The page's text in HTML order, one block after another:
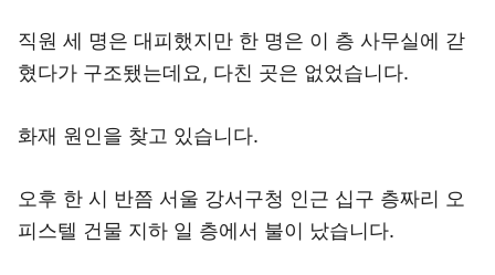
직원 세 명은 대피했지만 한 명은 이 층 사무실에 갇
혔다가 구조됐는데요, 다친 곳은 없었습니다.
화재 원인을 찾고 있습니다.
오후 한 시 반쯤 서울 강서구청 인근 십구 층짜리 오
피스텔 건물 지하 일 층에서 불이 났습니다.